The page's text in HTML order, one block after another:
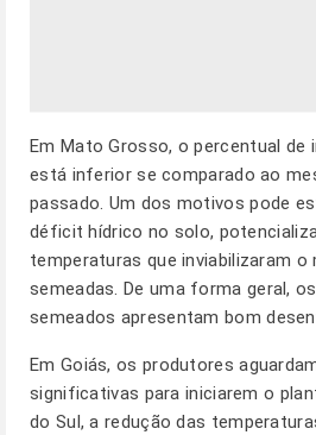
Em Mato Grosso, o percentual de
está inferior se comparado ao
passado. Um dos motivos pode
déficit hídrico no solo,
temperaturas que inviabilizaram o
semeadas. De uma forma geral,
semeados apresentam bom
Em Goiás, os produtores
significativas para iniciarem o
do Sul, a redução das